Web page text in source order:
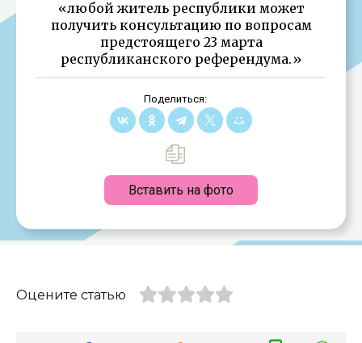
«любой житель республики может
получить консультацию по вопросам
предстоящего 23 марта
республиканского референдума.»
Поделиться:
Вставить на фото
Оцените статью